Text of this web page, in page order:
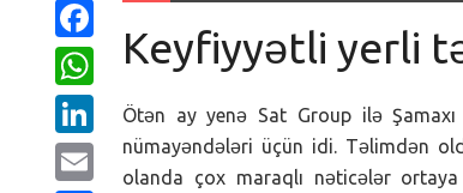
Keyfiyyətli yerli
Ötən ay yenə Sat Group ilə
nümayəndələri üçün idi. Təlimdən
olanda çox maraqlı nəticələr ortaya
Facebook
WhatsApp
LinkedIn